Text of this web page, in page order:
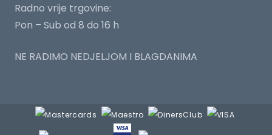
Radno vrije trgovine:
Pon – Sub od 8 do 16 h
NE RADIMO NEDJELJOM I BLAGDANIMA